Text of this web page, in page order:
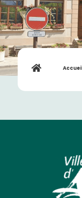
Accueil